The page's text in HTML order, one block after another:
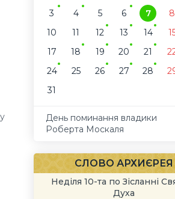
3
4 5 6 7 8
10
11 12 13 14
17
18 19 20 21
24
25 26 27 28
31
День поминання владики
Роберта Москаля
СЛОВО АРХИЄРЕЯ
Неділя 10-та по Зісланні
Духа